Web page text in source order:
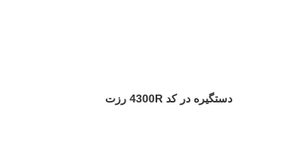
دستگیره در کد 4300R رزت